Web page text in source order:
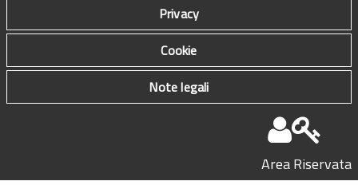
Privacy
Cookie
Note legali
Area Riservata